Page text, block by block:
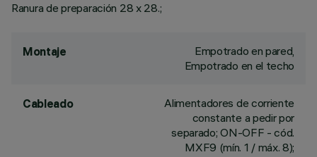
Ranura de preparación 28 x 28.;
Montaje
Empotrado en pared,
Empotrado en el techo
Cableado
Alimentadores de corriente
constante a pedir por
separado; ON-OFF - cód.
MXF9 (mín. 1 / máx. 8);